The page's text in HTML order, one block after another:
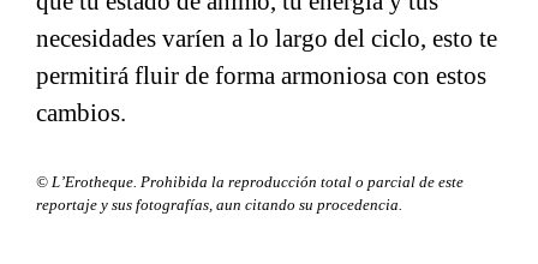
necesidades varíen a lo largo del ciclo, esto te
permitirá fluir de forma armoniosa con estos
cambios.
© L’Erotheque. Prohibida la reproducción total o parcial de este
reportaje y sus fotografías, aun citando su procedencia.